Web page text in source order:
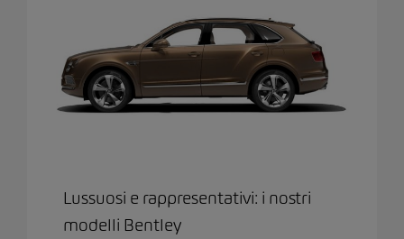
Lussuosi e rappresentativi: i nostri
modelli Bentley